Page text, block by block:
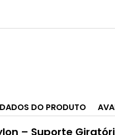
DADOS DO PRODUTO
– Suporte